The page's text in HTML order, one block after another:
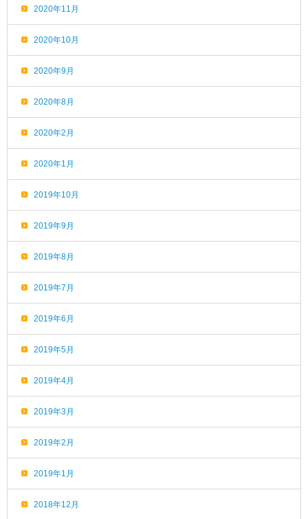
2020年11月
2020年10月
2020年9月
2020年8月
2020年2月
2020年1月
2019年10月
2019年9月
2019年8月
2019年7月
2019年6月
2019年5月
2019年4月
2019年3月
2019年2月
2019年1月
2018年12月